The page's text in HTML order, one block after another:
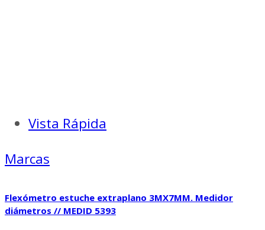
Vista Rápida
Marcas
Flexómetro estuche extraplano 3MX7MM. Medidor
diámetros // MEDID 5393